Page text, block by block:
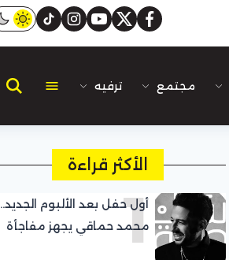
facebook
twitter
youtube
instagram
tiktok
مجتمع ترفيه
الأكثر قراءة
1
أول حفل بعد الألبوم الجديد..
محمد حماقي يجهز مفاجأة